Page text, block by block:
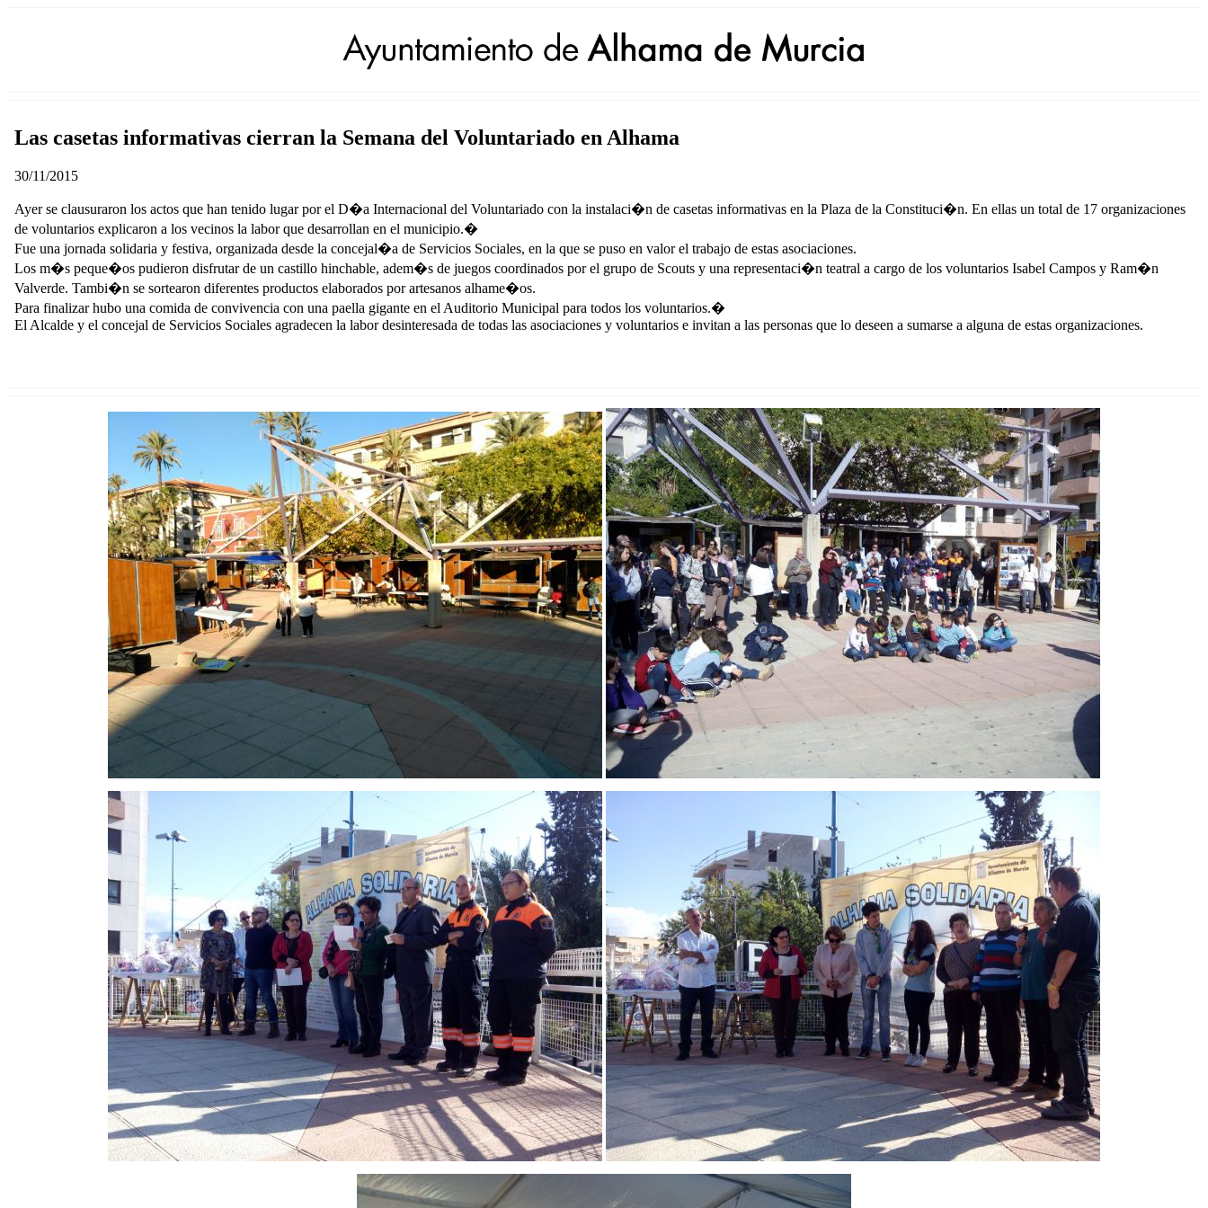
Las casetas informativas cierran la Semana del Voluntariado en Alhama
30/11/2015
Ayer se clausuraron los actos que han tenido lugar por el D�a Internacional del Voluntariado con la instalaci�n de casetas informativas en la Plaza de la Constituci�n. En ellas un total de 17 organizaciones
de voluntarios explicaron a los vecinos la labor que desarrollan en el municipio.�
Fue una jornada solidaria y festiva, organizada desde la concejal�a de Servicios Sociales, en la que se puso en valor el trabajo de estas asociaciones.
Los m�s peque�os pudieron disfrutar de un castillo hinchable, adem�s de juegos coordinados por el grupo de Scouts y una representaci�n teatral a cargo de los voluntarios Isabel Campos y Ram�n
Valverde. Tambi�n se sortearon diferentes productos elaborados por artesanos alhame�os.
Para finalizar hubo una comida de convivencia con una paella gigante en el Auditorio Municipal para todos los voluntarios.�
El Alcalde y el concejal de Servicios Sociales agradecen la labor desinteresada de todas las asociaciones y voluntarios e invitan a las personas que lo deseen a sumarse a alguna de estas organizaciones.